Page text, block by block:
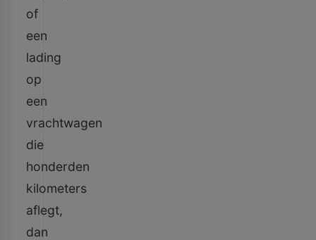
of
een
lading
op
een
vrachtwagen
die
honderden
kilometers
aflegt,
dan